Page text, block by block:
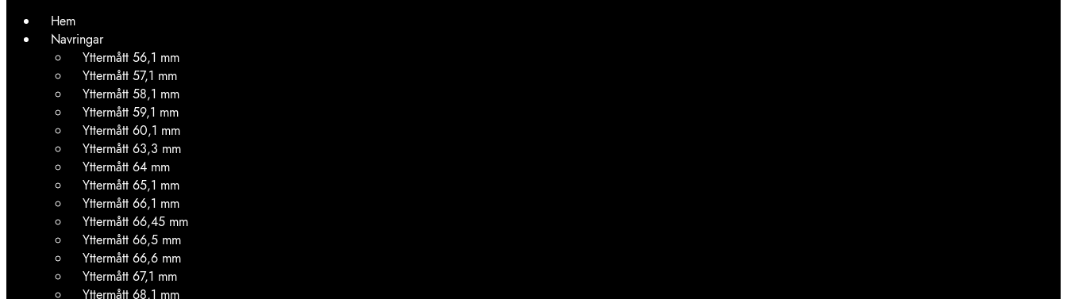
Hem
Navringar
Yttermått 56,1 mm
Yttermått 57,1 mm
Yttermått 58,1 mm
Yttermått 59,1 mm
Yttermått 60,1 mm
Yttermått 63,3 mm
Yttermått 64 mm
Yttermått 65,1 mm
Yttermått 66,1 mm
Yttermått 66,45 mm
Yttermått 66,5 mm
Yttermått 66,6 mm
Yttermått 67,1 mm
Yttermått 68,1 mm